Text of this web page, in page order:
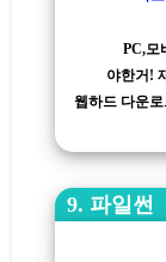
PC,모
야한거!
웹하드 다운
9. 파일썬